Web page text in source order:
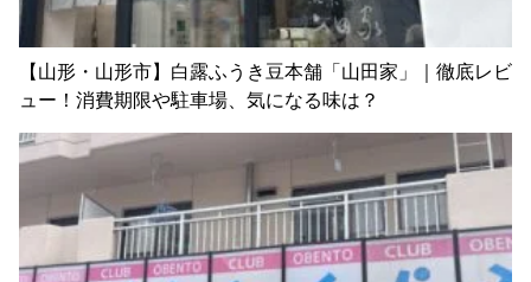
【山形・山形市】白露ふうき豆本舗「山田家」｜徹底レビ
ュー！消費期限や駐車場、気になる味は？